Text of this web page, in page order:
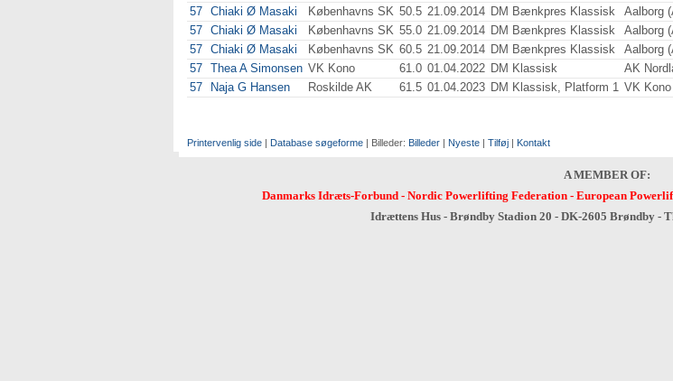
57 Chiaki Ø Masaki Københavns SK 50.5 21.09.2014 DM Bænkpres Klassisk
Aalborg
57 Chiaki Ø Masaki Københavns SK 55.0 21.09.2014 DM Bænkpres Klassisk
Aalborg
57 Chiaki Ø Masaki Københavns SK 60.5 21.09.2014 DM Bænkpres Klassisk
Aalborg
57 Thea A Simonsen VK Kono 61.0 01.04.2022 DM Klassisk
AK
57
Naja G Hansen Roskilde AK 61.5 01.04.2023 DM Klassisk, Platform 1 VK Kono
Printervenlig side | Database søgeforme | Billeder: Billeder | Nyeste | Tilføj | Kontakt
A MEMBER OF:
Danmarks Idræts-Forbund- Nordic Powerlifting Federation- European
Idrættens Hus - Brøndby Stadion 20 - DK-2605 Brøndby -